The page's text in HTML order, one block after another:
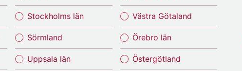
Stockholms län
Sörmland
Uppsala län
Västra Götaland
Örebro län
Östergötland